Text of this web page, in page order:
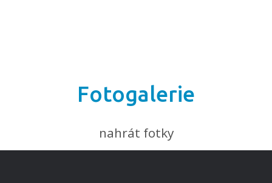
Fotogalerie
nahrát fotky